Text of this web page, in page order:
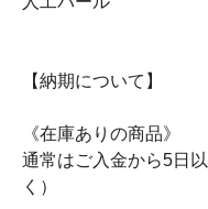
【納期について】
《在庫ありの商品》
通常はご入金から5日
く）